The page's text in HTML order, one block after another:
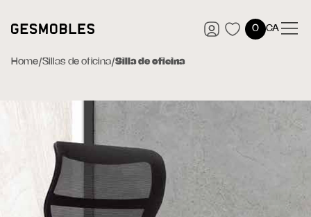
0 CA
Home/Sillas de oficina/Silla de oficina